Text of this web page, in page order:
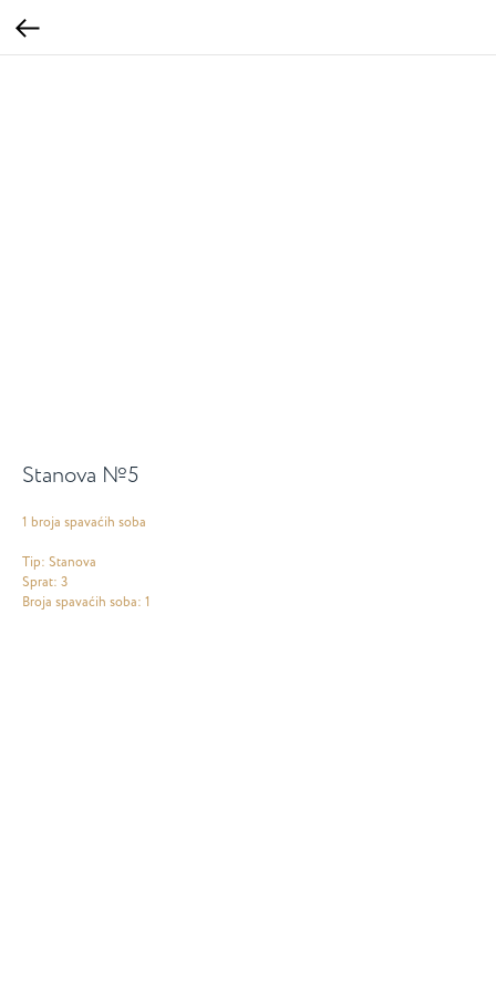
Stanova №5
1 broja spavaćih soba
Tip: Stanova
Sprat: 3
Broja spavaćih soba: 1